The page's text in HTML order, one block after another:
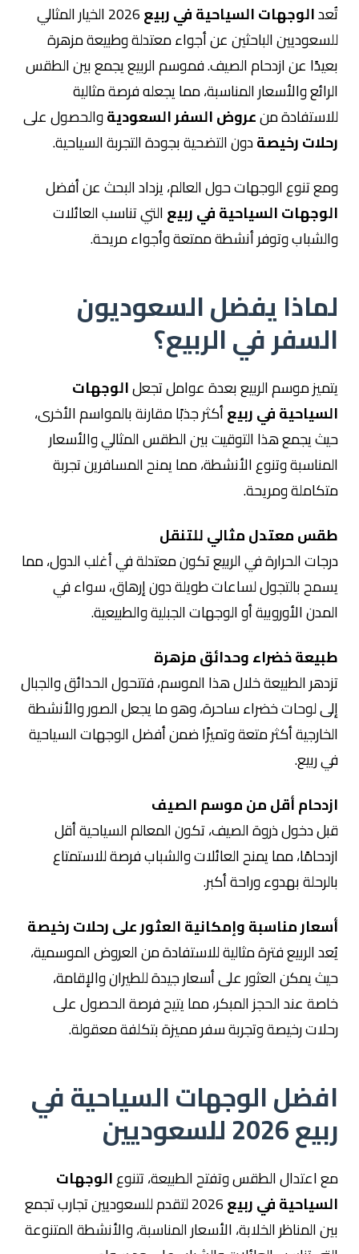
تُعدالوجهات السياحية في ربيع
2026 الخيار المثالي
للسعوديين الباحثين عن أجواء معتدلة وطبيعة مزهرة
بعيدًا عن ازدحام الصيف. فموسم الربيع يجمع بين الطقس
الرائع والأسعار المناسبة، مما يجعله فرصة مثالية
للاستفادة منعروض السفر السعوديةوالحصول على
رحلات رخيصةدون التضحية بجودة التجربة السياحية.
ومع تنوع الوجهات حول العالم، يزداد البحث عن أفضل
الوجهات السياحية في ربيعالتي تناسب العائلات
والشباب وتوفر أنشطة ممتعة وأجواء مريحة.
لماذا يفضل السعوديون
السفر في الربيع؟
يتميز موسم الربيع بعدة عوامل تجعلالوجهات
السياحية في ربيعأكثر جذبًا مقارنة بالمواسم الأخرى،
حيث يجمع هذا التوقيت بين الطقس المثالي والأسعار
المناسبة وتنوع الأنشطة، مما يمنح المسافرين تجربة
متكاملة ومريحة.
طقس معتدل مثالي للتنقل
درجات الحرارة في الربيع تكون معتدلة في أغلب الدول، مما
يسمح بالتجول لساعات طويلة دون إرهاق، سواء في
المدن الأوروبية أو الوجهات الجبلية والطبيعية.
طبيعة خضراء وحدائق مزهرة
تزدهر الطبيعة خلال هذا الموسم، فتتحول الحدائق والجبال
إلى لوحات خضراء ساحرة، وهو ما يجعل الصور والأنشطة
الخارجية أكثر متعة وتميزًا ضمن أفضل الوجهات السياحية
في ربيع.
ازدحام أقل من موسم الصيف
قبل دخول ذروة الصيف، تكون المعالم السياحية أقل
ازدحامًا، مما يمنح العائلات والشباب فرصة للاستمتاع
بالرحلة بهدوء وراحة أكبر.
أسعار مناسبة وإمكانية العثور على رحلات رخيصة
يُعد الربيع فترة مثالية للاستفادة من العروض الموسمية،
حيث يمكن العثور على أسعار جيدة للطيران والإقامة،
خاصة عند الحجز المبكر، مما يتيح فرصة الحصول على
رحلات رخيصة وتجربة سفر مميزة بتكلفة معقولة.
افضل الوجهات السياحية في
ربيع 2026 للسعوديين
مع اعتدال الطقس وتفتح الطبيعة، تتنوعالوجهات
السياحية في ربيع
2026 لتقدم للسعوديين تجارب تجمع
بين المناظر الخلابة، الأسعار المناسبة، والأنشطة المتنوعة